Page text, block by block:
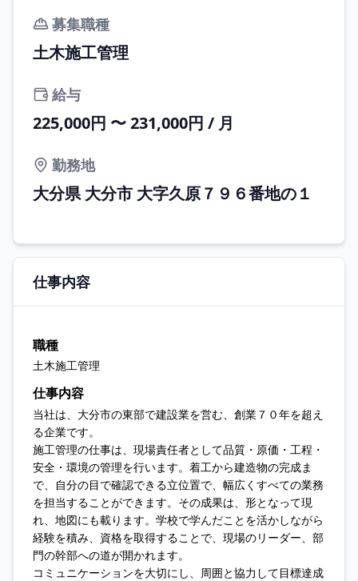
募集職種
土木施工管理
給与
225,000円 〜 231,000円 / 月
勤務地
大分県 大分市 大字久原７９６番地の１
仕事内容
職種
土木施工管理
仕事内容
当社は、大分市の東部で建設業を営む、創業７０年を超え
る企業です。
施工管理の仕事は、現場責任者として品質・原価・工程・
安全・環境の管理を行います。着工から建造物の完成ま
で、自分の目で確認できる立位置で、幅広くすべての業務
を担当することができます。その成果は、形となって現
れ、地図にも載ります。学校で学んだことを活かしながら
経験を積み、資格を取得することで、現場のリーダー、部
門の幹部への道が開かれます。
コミュニケーションを大切にし、周囲と協力して目標達成